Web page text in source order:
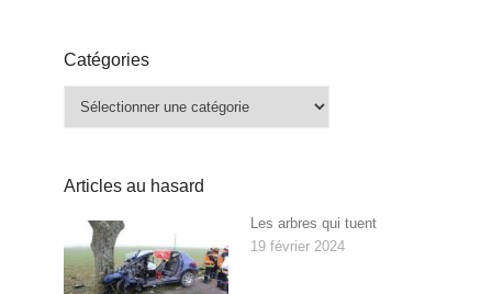
Catégories
Catégories
Articles au hasard
Les arbres qui tuent
19 février 2024